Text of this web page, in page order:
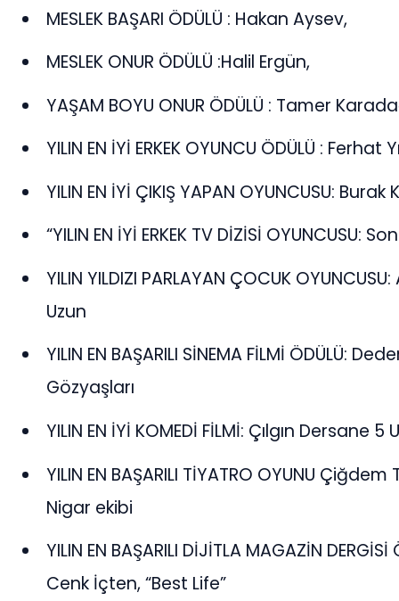
MESLEK BAŞARI ÖDÜLÜ : Hakan Aysev,
MESLEK ONUR ÖDÜLÜ :Halil Ergün,
YAŞAM BOYU ONUR ÖDÜLÜ : Tamer
YILIN EN İYİ ERKEK OYUNCU ÖDÜLÜ : Ferhat
YILIN EN İYİ ÇIKIŞ YAPAN OYUNCUSU: Burak
“YILIN EN İYİ ERKEK TV DİZİSİ OYUNCUSU:
YILIN YILDIZI PARLAYAN ÇOCUK
Uzun
YILIN EN BAŞARILI SİNEMA FİLMİ ÖDÜLÜ:
Gözyaşları
YILIN EN İYİ KOMEDİ FİLMİ: Çılgın Dersane
YILIN EN BAŞARILI TİYATRO OYUNU
Nigar ekibi
YILIN EN BAŞARILI DİJİTLA MAGAZİN
Cenk İçten, “Best Life”